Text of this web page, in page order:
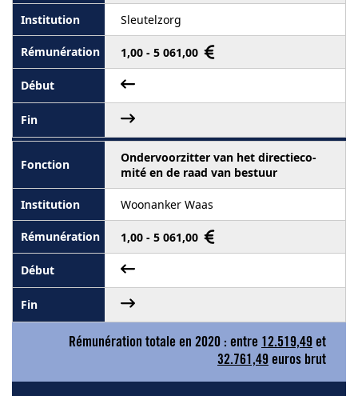
Sleutelzorg
1,00 - 5 061,00
Ondervoorzitter van het directieco-
mité en de raad van bestuur
Woonanker Waas
1,00 - 5 061,00
Rémunération totale en 2020 : entre 12.519,49 et
32.761,49 euros brut